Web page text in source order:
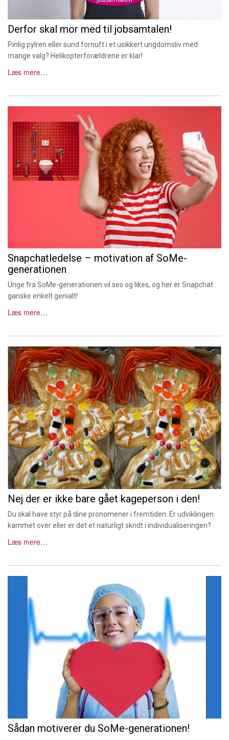
Derfor skal mor med til jobsamtalen!
Pinlig pylren eller sund fornuft i et usikkert ungdomsliv med
mange valg? Helikopterforældrene er klar!
Læs mere…
Snapchatledelse – motivation af SoMe-
generationen
Unge fra SoMe-generationen vil ses og likes, og her er Snapchat
ganske enkelt genialt!
Læs mere…
Nej der er ikke bare gået kageperson i den!
Du skal have styr på dine pronomener i fremtiden. Er udviklingen
kammet over eller er det et naturligt skridt i individualiseringen?
Læs mere…
Sådan motiverer du SoMe-generationen!